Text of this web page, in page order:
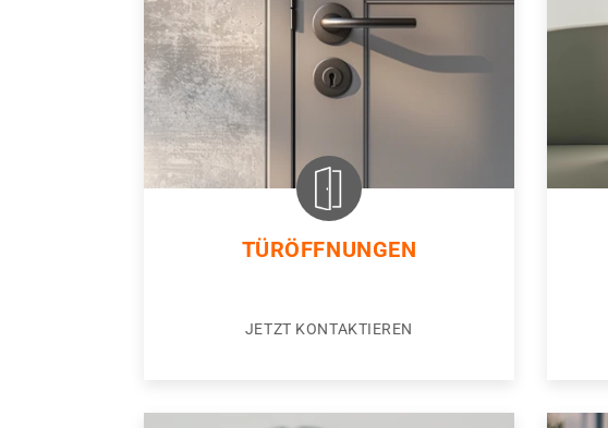
TÜRÖFFNUNGEN
JETZT KONTAKTIEREN